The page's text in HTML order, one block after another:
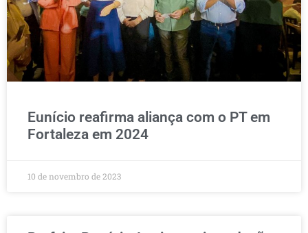
Eunício reafirma aliança com o PT em
Fortaleza em 2024
10 de novembro de 2023